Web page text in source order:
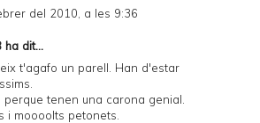
del 2010, a les 9:36
ha dit...
t'agafo un parell. Han d'estar
perque tenen una carona genial.
i moooolts petonets.